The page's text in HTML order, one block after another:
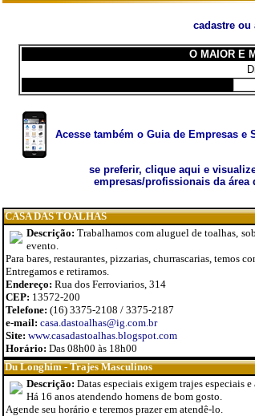
cadastre ou
O MAIOR E
Acesse também o Guia de Empresas
se preferir, clique aqui e
empresas/profissionais da área
CASA DAS TOALHAS
Descrição: Trabalhamos com aluguel de toalhas,
evento.
Para bares, restaurantes, pizzarias, churrascarias, temos
Entregamos e retiramos.
Endereço: Rua dos Ferroviarios, 314
CEP: 13572-200
Telefone: (16) 3375-2108 / 3375-2187
e-mail: casa.dastoalhas@ig.com.br
Site: www.casadastoalhas.blogspot.com
Horário: Das 08h00 às 18h00
Du Longhim - Trajes Masculinos
Descrição: Datas especiais exigem trajes especiais e
Há 16 anos atendendo homens de bom gosto.
Agende seu horário e teremos prazer em atendê-lo.